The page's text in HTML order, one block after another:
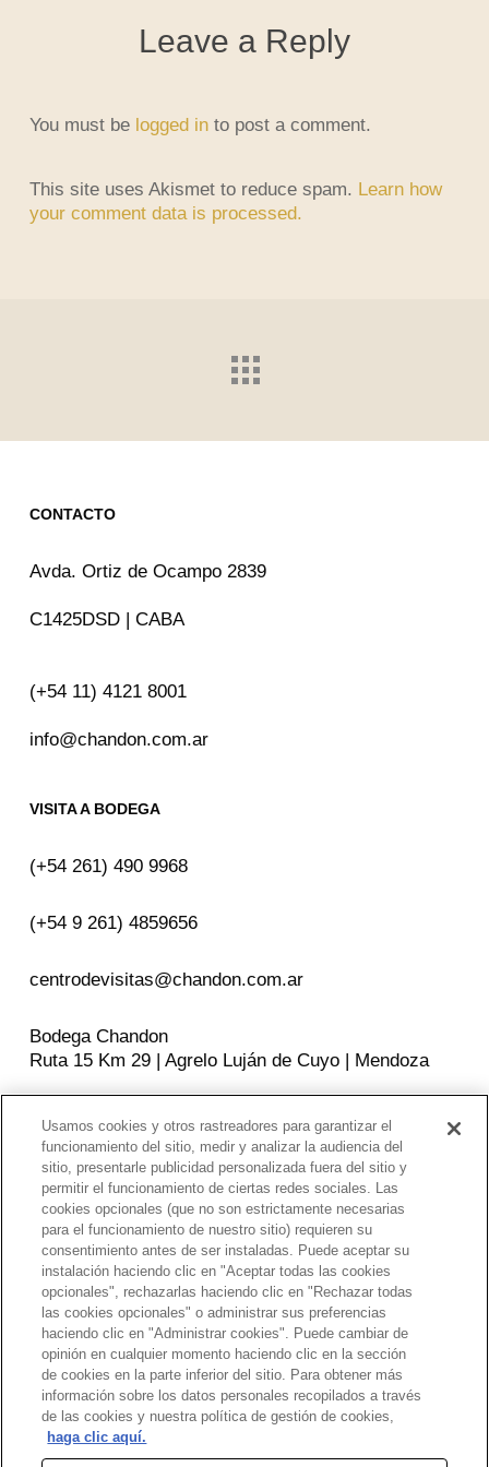
Leave a Reply
You must be logged into post a comment.
This site uses Akismet to reduce spam. Learn how
your comment data is processed.
CONTACTO
Avda. Ortiz de Ocampo 2839
C1425DSD | CABA
(+54 11) 4121 8001
info@chandon.com.ar
VISITA A BODEGA
(+54 261) 490 9968
(+54 9 261) 4859656
centrodevisitas@chandon.com.ar
Bodega Chandon
Ruta 15 Km 29 | Agrelo Luján de Cuyo | Mendoza
SEGUINOS EN
Facebook
Instagram
YouTube
POLITICAS DE PRIVACIDAD
Beber con moderación. Prohibida su venta a
menores de 18 años. El abuso de alcohol es
peligroso para la salud. Chandon Argentina apoya el
consumo responsable a través de Moët Hennessy,
miembro delSpiritsEUROPE,DISCUS,CEEV,
Entreprise & Prevention
Aviso sobre privacidad y Cookies
Usamos cookies y otros rastreadores para garantizar el
funcionamiento del sitio, medir y analizar la audiencia del
sitio, presentarle publicidad personalizada fuera del sitio y
permitir el funcionamiento de ciertas redes sociales. Las
cookies opcionales (que no son estrictamente necesarias
para el funcionamiento de nuestro sitio) requieren su
consentimiento antes de ser instaladas. Puede aceptar su
instalación haciendo clic en "Aceptar todas las cookies
opcionales", rechazarlas haciendo clic en "Rechazar todas
las cookies opcionales" o administrar sus preferencias
haciendo clic en "Administrar cookies". Puede cambiar de
opinión en cualquier momento haciendo clic en la sección
de cookies en la parte inferior del sitio. Para obtener más
información sobre los datos personales recopilados a través
de las cookies y nuestra política de gestión de cookies,
haga clic aquí.